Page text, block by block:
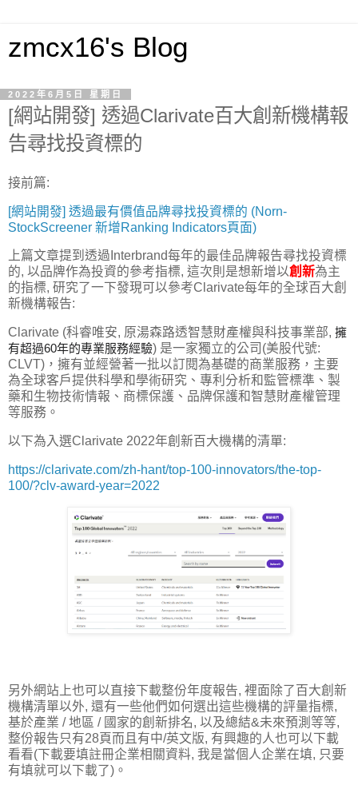
zmcx16's Blog
2022年6月5日 星期日
[網站開發] 透過Clarivate百大創新機構報
告尋找投資標的
接前篇:
[網站開發] 透過最有價值品牌尋找投資標的 (Norn-
StockScreener 新增Ranking Indicators頁面)
上篇文章提到透過Interbrand每年的最佳品牌報告尋找投資標
的, 以品牌作為投資的參考指標, 這次則是想新增以創新為主
的指標, 研究了一下發現可以參考Clarivate每年的全球百大創
新機構報告:
Clarivate (科睿唯安, 原湯森路透智慧財產權與科技事業部, 擁
有超過60年的專業服務經驗) 是一家獨立的公司(美股代號:
CLVT)，擁有並經營著一批以訂閱為基礎的商業服務，主要
為全球客戶提供科學和學術研究、專利分析和監管標準、製
藥和生物技術情報、商標保護、品牌保護和智慧財產權管理
等服務。
以下為入選Clarivate 2022年創新百大機構的清單:
https://clarivate.com/zh-hant/top-100-innovators/the-top-
100/?clv-award-year=2022
另外網站上也可以直接下載整份年度報告, 裡面除了百大創新
機構清單以外, 還有一些他們如何選出這些機構的評量指標,
基於產業 / 地區 / 國家的創新排名, 以及總結&未來預測等等,
整份報告只有28頁而且有中/英文版, 有興趣的人也可以下載
看看(下載要填註冊企業相關資料, 我是當個人企業在填, 只要
有填就可以下載了)。